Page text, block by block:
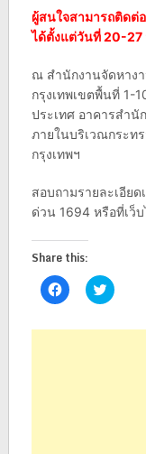
ผู้สนใจสามารถติดต่
ได้ตั้งแต่วันที่ 20-27
ณ สำนักงานจัดหาง
กรุงเทพเขตพื้นที่ 1-
ประเทศ อาคารสำ
ภายในบริเวณกระท
กรุงเทพฯ
สอบถามรายละเอีย
ด่วน 1694 หรือที่เว็
Share this:
Click
to
Facebook
Click
to
Twitter